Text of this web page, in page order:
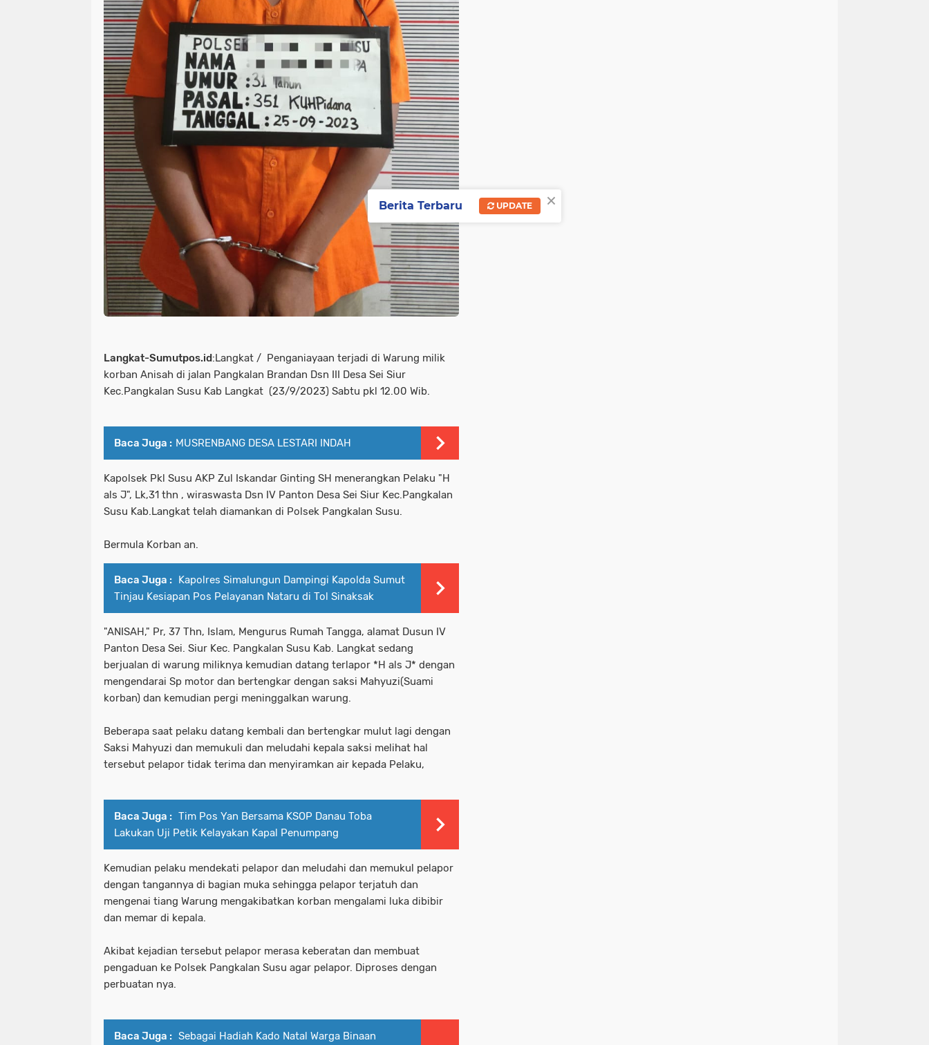
Langkat-Sumutpos.id:Langkat / Penganiayaan terjadi di Warung milik
korban Anisah di jalan Pangkalan Brandan Dsn III Desa Sei Siur
Kec.Pangkalan Susu Kab Langkat (23/9/2023) Sabtu pkl 12.00 Wib.
Baca Juga : MUSRENBANG DESA LESTARI INDAH
Kapolsek Pkl Susu AKP Zul Iskandar Ginting SH menerangkan Pelaku "H
als J", Lk,31 thn , wiraswasta Dsn IV Panton Desa Sei Siur Kec.Pangkalan
Susu Kab.Langkat telah diamankan di Polsek Pangkalan Susu.
Bermula Korban an.
Baca Juga : Kapolres Simalungun Dampingi Kapolda Sumut
Tinjau Kesiapan Pos Pelayanan Nataru di Tol Sinaksak
"ANISAH," Pr, 37 Thn, Islam, Mengurus Rumah Tangga, alamat Dusun IV
Panton Desa Sei. Siur Kec. Pangkalan Susu Kab. Langkat sedang
berjualan di warung miliknya kemudian datang terlapor *H als J* dengan
mengendarai Sp motor dan bertengkar dengan saksi Mahyuzi(Suami
korban) dan kemudian pergi meninggalkan warung.
Beberapa saat pelaku datang kembali dan bertengkar mulut lagi dengan
Saksi Mahyuzi dan memukuli dan meludahi kepala saksi melihat hal
tersebut pelapor tidak terima dan menyiramkan air kepada Pelaku,
Baca Juga : Tim Pos Yan Bersama KSOP Danau Toba
Lakukan Uji Petik Kelayakan Kapal Penumpang
Kemudian pelaku mendekati pelapor dan meludahi dan memukul pelapor
dengan tangannya di bagian muka sehingga pelapor terjatuh dan
mengenai tiang Warung mengakibatkan korban mengalami luka dibibir
dan memar di kepala.
Akibat kejadian tersebut pelapor merasa keberatan dan membuat
pengaduan ke Polsek Pangkalan Susu agar pelapor. Diproses dengan
perbuatan nya.
Baca Juga : Sebagai Hadiah Kado Natal Warga Binaan
×
Berita Terbaru UPDATE